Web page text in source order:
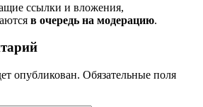
ссылки и вложения,
в очередь на модерацию.
опубликован. Обязательные поля